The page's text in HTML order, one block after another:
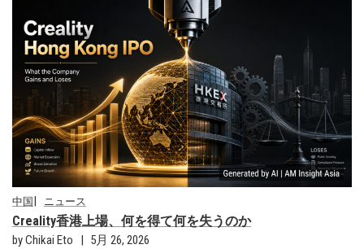
中国 ニュース
Creality香港上場、何を得て何を失うのか
by Chikai Eto
5月 26, 2026